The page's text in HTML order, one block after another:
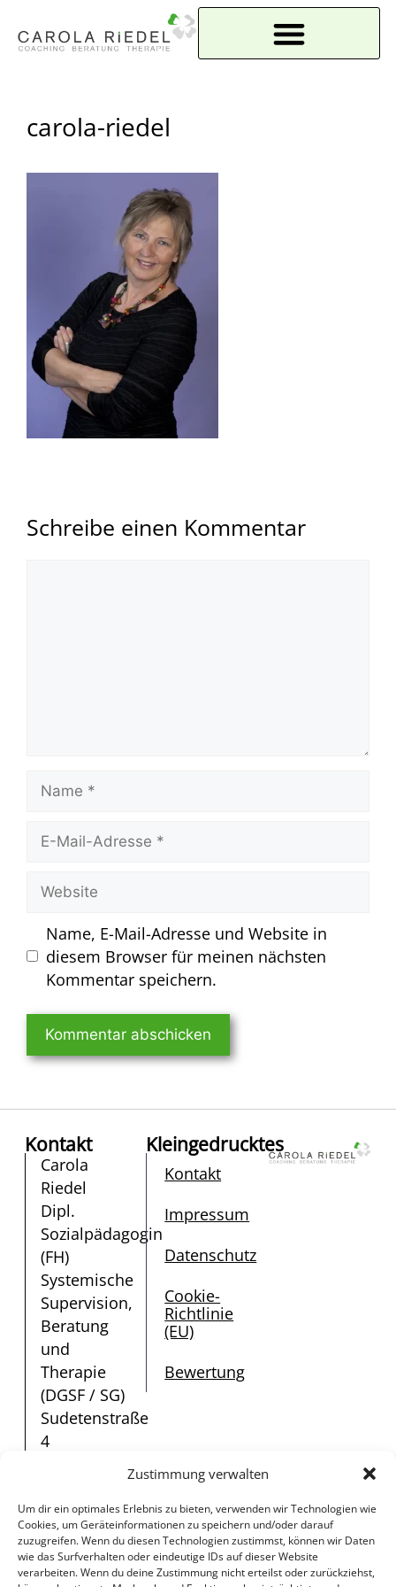
Zustimmung verwalten
Um dir ein optimales Erlebnis zu bieten, verwenden wir Technologien wie
Cookies, um Geräteinformationen zu speichern und/oder darauf
zuzugreifen. Wenn du diesen Technologien zustimmst, können wir Daten
wie das Surfverhalten oder eindeutige IDs auf dieser Website
verarbeiten. Wenn du deine Zustimmung nicht erteilst oder zurückziehst,
carola-riedel
Schreibe einen Kommentar
Name, E-Mail-Adresse und Website in
diesem Browser für meinen nächsten
Kommentar speichern.
Kontakt
Carola
Riedel
Dipl.
Sozialpädagogin
(FH)
Systemische
Supervision,
Beratung
und
Therapie
(DGSF / SG)
Sudetenstraße
4
Tel.:0157 /
856 925 12
E-
Mail:coaching@therapie-
Kleingedrucktes
Kontakt
Impressum
Datenschutz
Cookie-
Richtlinie
(EU)
Bewertung